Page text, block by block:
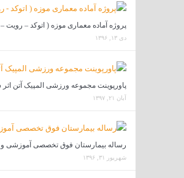
پروژه آماده معماری موزه ( اتوکد – رویت
دی ۱۳, ۱۳۹۶
پاورپوینت مجموعه ورزشی المپیک آتن اثر
آبان ۲۱, ۱۳۹۷
رساله بیمارستان فوق تخصصی آموزشی و
شهریور ۳۱, ۱۳۹۶